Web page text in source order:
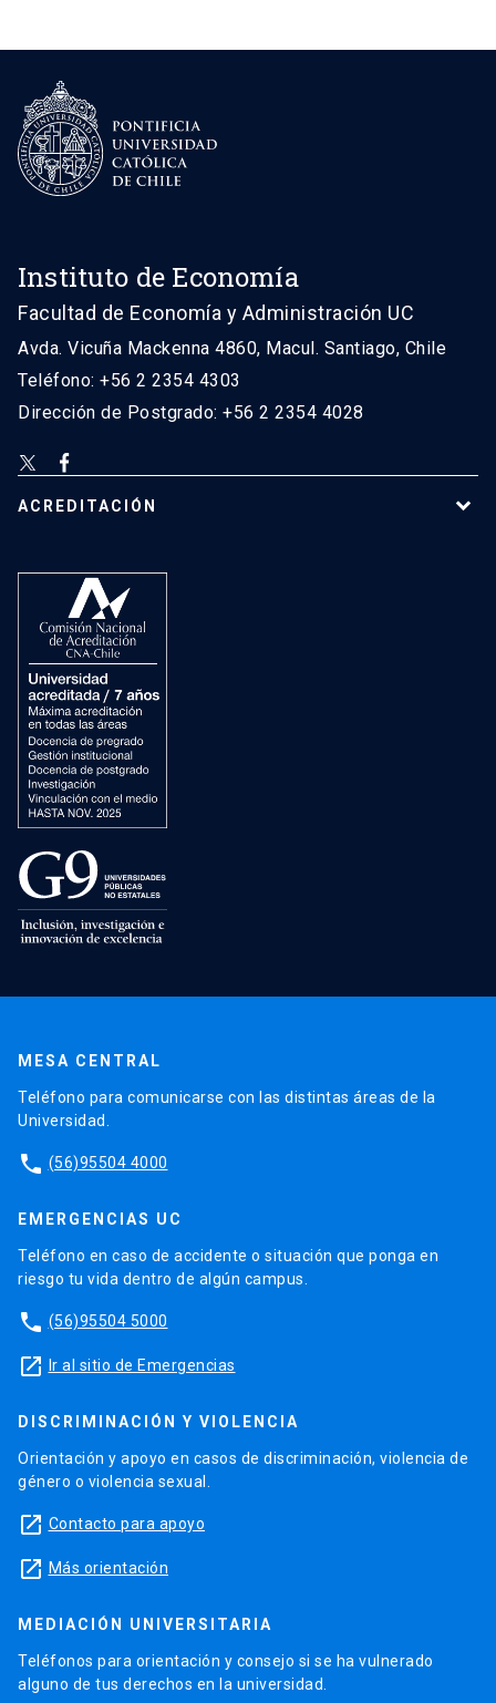
Instituto de Economía
Facultad de Economía y Administración UC
Avda. Vicuña Mackenna 4860, Macul. Santiago, Chile
Teléfono: +56 2 2354 4303
Dirección de Postgrado: +56 2 2354 4028
ACREDITACIÓN
MESA CENTRAL
Teléfono para comunicarse con las distintas áreas de la
Universidad.
phone (56)95504 4000
EMERGENCIAS UC
Teléfono en caso de accidente o situación que ponga en
riesgo tu vida dentro de algún campus.
phone (56)95504 5000
launch Ir al sitio de Emergencias
DISCRIMINACIÓN Y VIOLENCIA
Orientación y apoyo en casos de discriminación, violencia de
género o violencia sexual.
launch Contacto para apoyo
launch Más orientación
MEDIACIÓN UNIVERSITARIA
Teléfonos para orientación y consejo si se ha vulnerado
alguno de tus derechos en la universidad.